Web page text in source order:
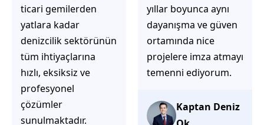
yıllar boyunca aynı
dayanışma ve güven
ortamında nice
projelere imza atmayı
temenni ediyorum.
Kaptan Deniz
planda tutan
yaklaşımları, ilgili
iletişimleri ve
güvenilir hizmet
anlayışları sayesinde
başarılı bir ekip
olduklarını